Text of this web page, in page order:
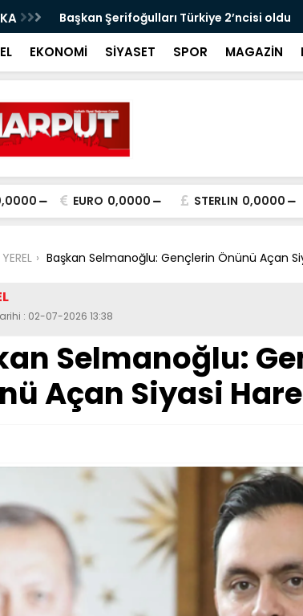
Başkan Şerifoğulları Türkiye 2’ncisi oldu
EKONOMİ SİYASET SPOR MAGAZİN
EURO 0,0000 STERLIN 0,0000
YEREL Başkan Selmanoğlu: Gençlerin Önünü Açan
: 02-07-2026 13:38
Selmanoğlu:
Açan Siyasi